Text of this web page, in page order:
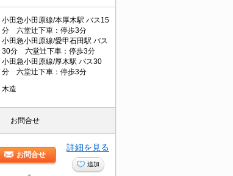
小田急小田原線/本厚木駅 バス15
分 六堂辻下車：停歩3分
小田急小田原線/愛甲石田駅 バス
30分 六堂辻下車：停歩3分
小田急小田原線/厚木駅 バス30
分 六堂辻下車：停歩3分
木造
お問合せ
お問合せ
詳細を見る
追加